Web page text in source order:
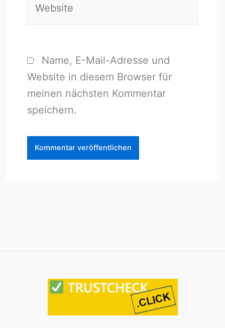
Name, E-Mail-Adresse und
Website in diesem Browser für
meinen nächsten Kommentar
speichern.